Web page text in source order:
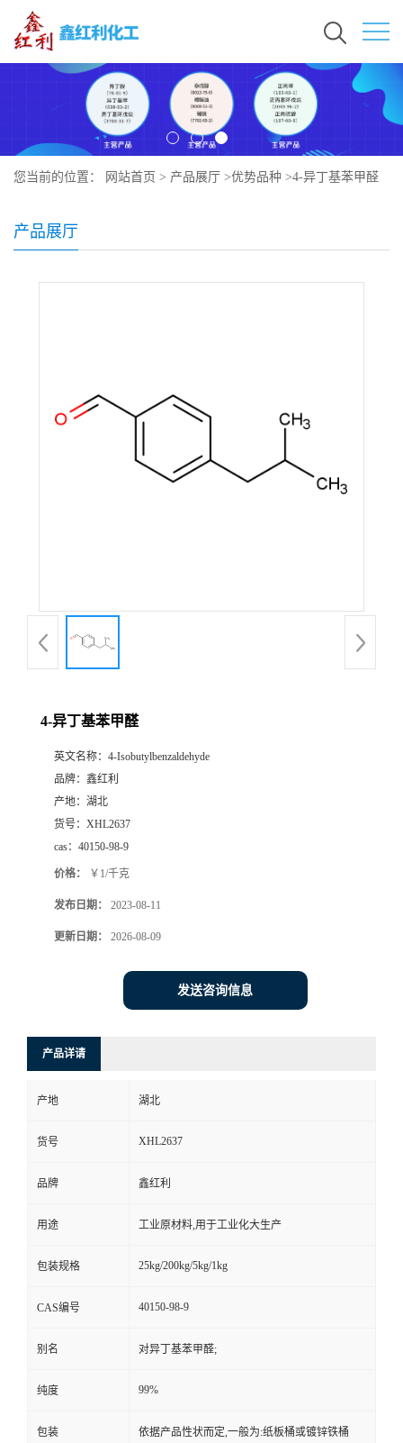
您当前的位置： 网站首页 > 产品展厅 >优势品种 >4-异丁基苯甲醛
产品展厅
4-异丁基苯甲醛
英文名称： 4-Isobutylbenzaldehyde
品牌： 鑫红利
产地： 湖北
货号： XHL2637
cas： 40150-98-9
价格： ￥1/千克
发布日期： 2023-08-11
更新日期： 2026-08-09
发送咨询信息
产品详请
产地 湖北
货号 XHL2637
品牌 鑫红利
用途 工业原材料,用于工业化大生产
包装规格 25kg/200kg/5kg/1kg
CAS编号 40150-98-9
别名 对异丁基苯甲醛;
纯度 99%
包装 依据产品性状而定,一般为:纸板桶或镀锌铁桶